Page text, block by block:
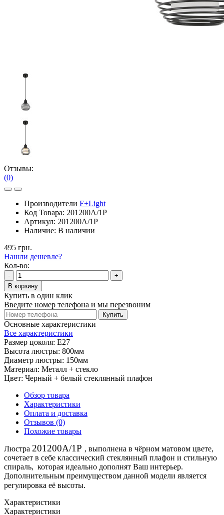
Отзывы:
(0)
Производители F+Light
Код Товара: 201200A/1P
Артикул: 201200A/1P
Наличие: В наличии
495 грн.
Нашли дешевле?
Кол-во:
-
+
В корзину
Купить в один клик
Введите номер телефона и мы перезвоним
Купить
Основные характеристики
Все характеристики
Размер цоколя: Е27
Высота люстры: 800мм
Диаметр люстры: 150мм
Материал: Металл + стекло
Цвет: Черный + белый стеклянный плафон
Обзор товара
Характеристики
Оплата и доставка
Отзывов (0)
Похожие товары
Люстра 201200A/1P , выполнена в чёрном матовом цвете,
сочетает в себе классический стеклянный плафон и стильную
спираль, которая идеально дополнят Ваш интерьер.
Дополнительным преимуществом данной модели является
регулировка её высоты.
Характеристики
Характеристики